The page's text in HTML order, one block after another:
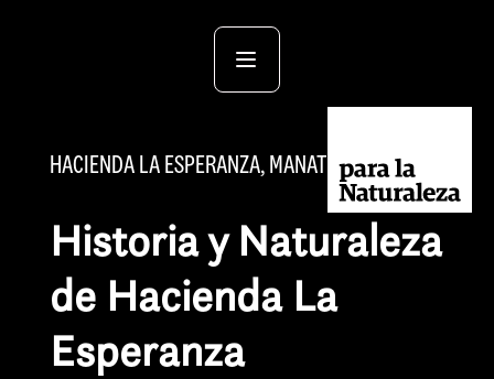
HACIENDA LA ESPERANZA, MANATÍ
Historia y Naturaleza
de Hacienda La
Esperanza